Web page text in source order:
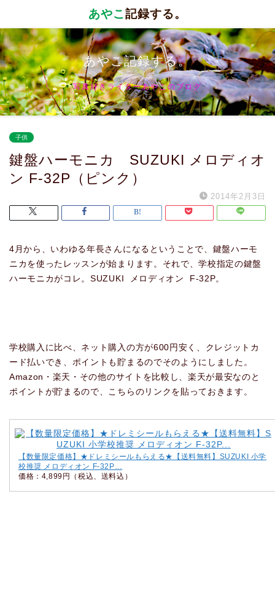
あやこ記録する。
あやこ記録する。
写真好きライターあやこのブログ
子供
鍵盤ハーモニカ SUZUKI メロディオ
ン F-32P（ピンク）
2014年2月3日
4月から、いわゆる年長さんになるということで、鍵盤ハーモ
ニカを使ったレッスンが始まります。それで、学校指定の鍵盤
ハーモニカがコレ。SUZUKI メロディオン F-32P。
学校購入に比べ、ネット購入の方が600円安く、クレジットカ
ード払いでき、ポイントも貯まるのでそのようにしました。
Amazon・楽天・その他のサイトを比較し、楽天が最安なのと
ポイントが貯まるので、こちらのリンクを貼っておきます。
【数量限定価格】★ドレミシールもらえる★【送料無料】SUZUKI 小学
校推奨 メロディオン F-32P…
価格：4,899円（税込、送料込）